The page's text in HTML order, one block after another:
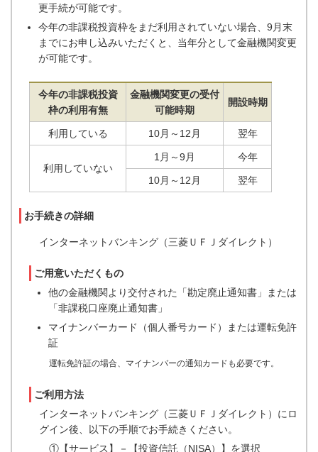
更手続が可能です。
今年の非課税投資枠をまだ利用されていない場合、9月末
までにお申し込みいただくと、当年分として金融機関変更
が可能です。
今年の非課税投資
枠の利用有無
金融機関変更の受付
可能時期
開設時期
利用している 10月～12月 翌年
利用していない
1月～9月 今年
10月～12月 翌年
お手続きの詳細
インターネットバンキング（三菱ＵＦＪダイレクト）
ご用意いただくもの
他の金融機関より交付された「勘定廃止通知書」または
「非課税口座廃止通知書」
マイナンバーカード（個人番号カード）または運転免許
証
運転免許証の場合、マイナンバーの通知カードも必要です。
ご利用方法
インターネットバンキング（三菱ＵＦＪダイレクト）にロ
グイン後、以下の手順でお手続きください。
①【サービス】－【投資信託（NISA）】を選択